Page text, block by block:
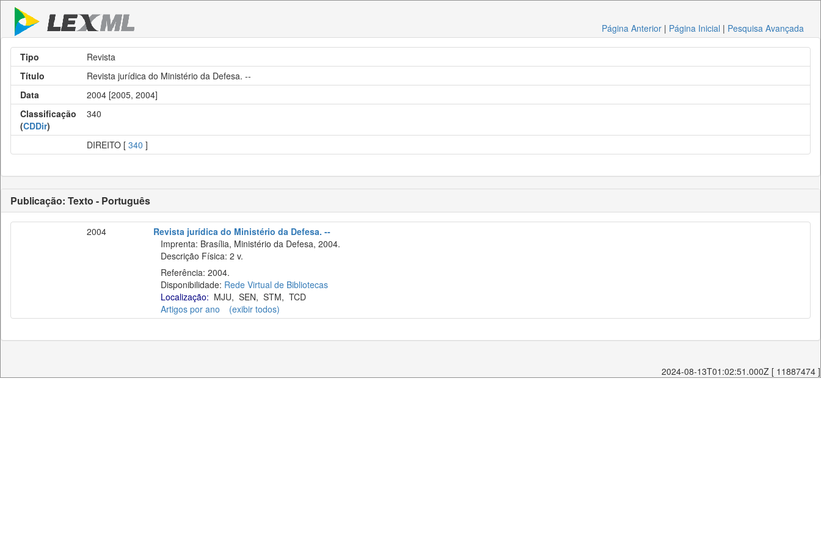
Página Anterior | Página Inicial | Pesquisa Avançada
Tipo
Revista
Título
Revista jurídica do Ministério da Defesa. --
Data
2004 [2005, 2004]
Classificação
(CDDir)
340
DIREITO [ 340 ]
Publicação: Texto - Português
2004
Revista jurídica do Ministério da Defesa. --
Imprenta: Brasília, Ministério da Defesa, 2004.
Descrição Física: 2 v.
Referência: 2004.
Disponibilidade: Rede Virtual de Bibliotecas
Localização: MJU, SEN, STM, TCD
Artigos por ano
(exibir todos)
2024-08-13T01:02:51.000Z [ 11887474 ]